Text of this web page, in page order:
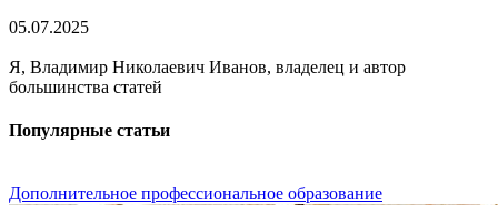
05.07.2025
Я, Владимир Николаевич Иванов, владелец и автор
большинства статей
Популярные статьи
Дополнительное профессиональное образование